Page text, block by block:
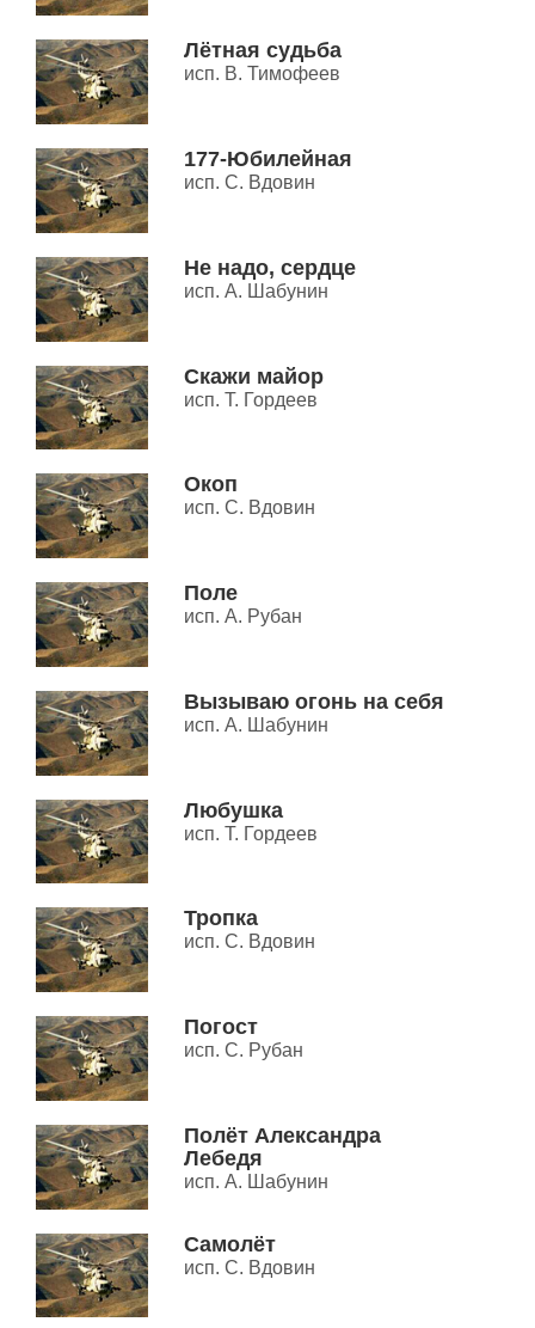
Лётная судьба
исп. В. Тимофеев
177-Юбилейная
исп. С. Вдовин
Не надо, сердце
исп. А. Шабунин
Скажи майор
исп. Т. Гордеев
Окоп
исп. С. Вдовин
Поле
исп. А. Рубан
Вызываю огонь на себя
исп. А. Шабунин
Любушка
исп. Т. Гордеев
Тропка
исп. С. Вдовин
Погост
исп. С. Рубан
Полёт Александра
Лебедя
исп. А. Шабунин
Самолёт
исп. С. Вдовин